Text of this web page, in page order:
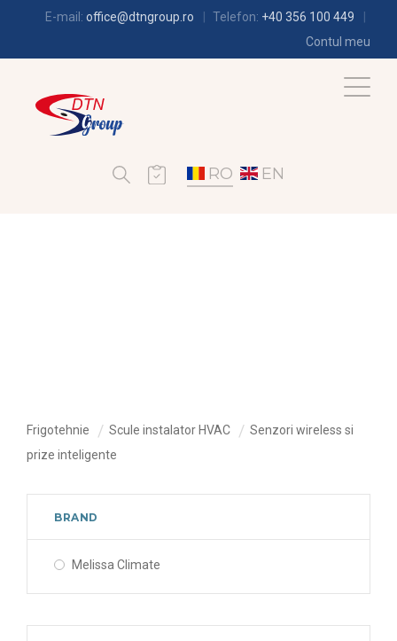
E-mail: office@dtngroup.ro Telefon: +40 356 100 449
Contul meu
RO EN
Frigotehnie Scule instalator HVAC
Senzori wireless si
prize inteligente
BRAND
Melissa Climate